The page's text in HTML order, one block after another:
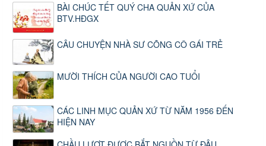
BÀI CHÚC TẾT QUÝ CHA QUẢN XỨ CỦA
BTV.HĐGX
CÂU CHUYỆN NHÀ SƯ CÕNG CÔ GÁI TRẺ
MƯỜI THÍCH CỦA NGƯỜI CAO TUỔI
CÁC LINH MỤC QUẢN XỨ TỪ NĂM 1956 ĐẾN
HIỆN NAY